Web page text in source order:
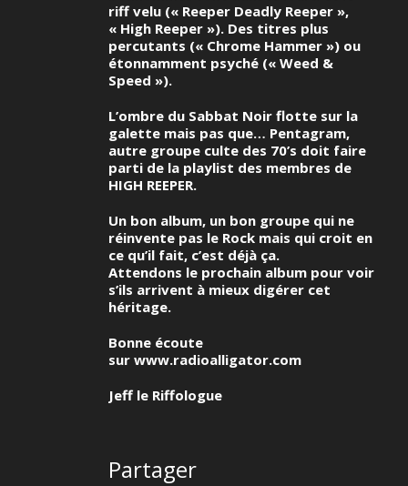
riff velu (« Reeper Deadly Reeper »,
« High Reeper »). Des titres plus
percutants (« Chrome Hammer ») ou
étonnamment psyché (« Weed &
Speed »).
L’ombre du Sabbat Noir flotte sur la
galette mais pas que… Pentagram,
autre groupe culte des 70’s doit faire
parti de la playlist des membres de
HIGH REEPER.
Un bon album, un bon groupe qui ne
réinvente pas le Rock mais qui croit en
ce qu’il fait, c’est déjà ça.
Attendons le prochain album pour voir
s’ils arrivent à mieux digérer cet
héritage.
Bonne écoute
sur www.radioalligator.com
Jeff le Riffologue
Partager